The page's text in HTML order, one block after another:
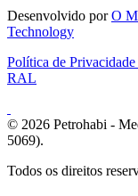
Desenvolvido porO
Technology
Política de
RAL
© 2026 Petrohabi -
5069).
Todos os direitos